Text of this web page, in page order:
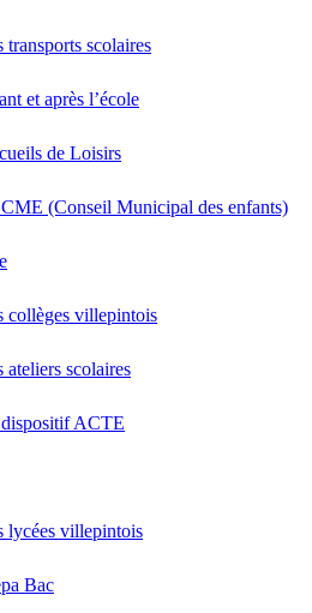
transports scolaires
et après l’école
de Loisirs
(Conseil Municipal des enfants)
collèges villepintois
ateliers scolaires
ACTE
lycées villepintois
Bac